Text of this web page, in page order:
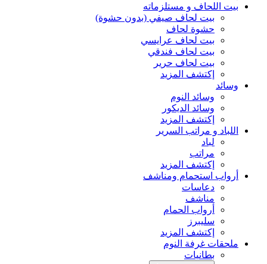
بيت اللحاف و مستلزماته
بيت لحاف صيفي (بدون حشوة)
حشوة لحاف
بيت لحاف عرايسي
بيت لحاف فندقي
بيت لحاف حرير
إكتشف المزيد
وسائد
وسائد النوم
وسائد الديكور
إكتشف المزيد
اللباد و مراتب السرير
لباد
مراتب
إكتشف المزيد
أرواب استحمام ومناشف
دعاسات
مناشف
أرواب الحمام
سليبرز
إكتشف المزيد
ملحقات غرفة النوم
بطانيات